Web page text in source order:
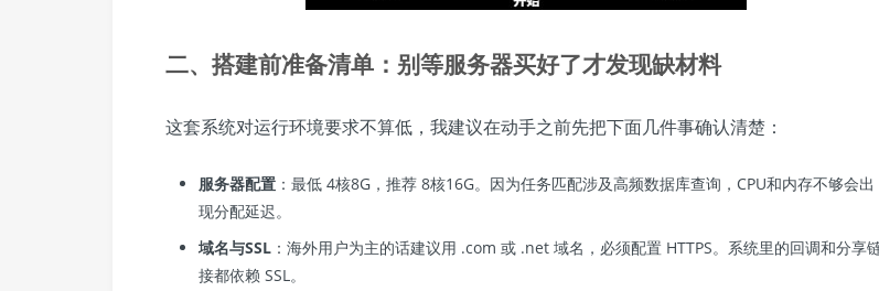
二、搭建前准备清单：别等服务器买好了才发现缺材料
这套系统对运行环境要求不算低，我建议在动手之前先把下面几件事确认清楚：
服务器配置 ：最低 4核8G，推荐 8核16G。因为任务匹配涉及高频数据库查询，CPU和内存不够会出
现分配延迟。
域名与SSL ：海外用户为主的话建议用 .com 或 .net 域名，必须配置 HTTPS。系统里的回调和分享
接都依赖 SSL。